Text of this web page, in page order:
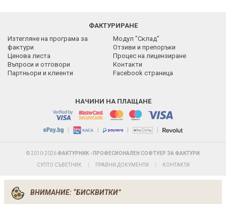
ФАКТУРИРАНЕ
Изтегляне на програма за
фактури
Модул "Склад"
Отзиви и препоръки
Ценова листа
Процес на лицензиране
Въпроси и отговори
Контакти
Партньори и клиенти
Facebook страница
НАЧИНИ НА ПЛАЩАНЕ
| | | |
© 2010-2026 ФАКТУРНИК - ПРОФЕСИОНАЛЕН СОФТУЕР ЗА ФАКТУРИ
СУПТО СЪВЕТНИК ПРАВНИ ДОКУМЕНТИ КОНТАКТИ
ВНИМАНИЕ: “БИСКВИТКИ”